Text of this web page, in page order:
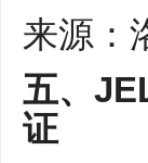
来源：
五、
证